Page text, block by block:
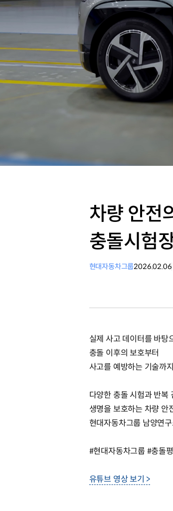
차량 안전
충돌시험
현대자동차그룹2026.02.06
실제 사고 데이터를 바탕
충돌 이후의 보호부터
사고를 예방하는 기술까
다양한 충돌 시험과 반복
생명을 보호하는 차량 안
현대자동차그룹 남양연
#현대자동차그룹 #충돌
유튜브 영상 보기 >